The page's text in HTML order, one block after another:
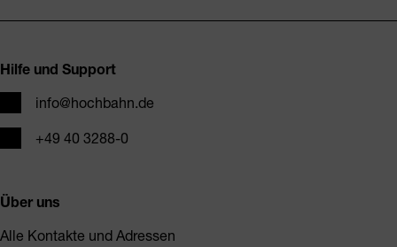
Hilfe und Support
E-Mailinfo@hochbahn.de
Telefon+49 40 3288-0
Über uns
Alle Kontakte und Adressen